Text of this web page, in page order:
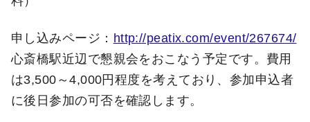
申し込みページ： http://peatix.com/event/267674/
心斎橋駅近辺で懇親会をおこなう予定です。費用
は3,500～4,000円程度を考えており、参加申込者
に後日参加の可否を確認します。